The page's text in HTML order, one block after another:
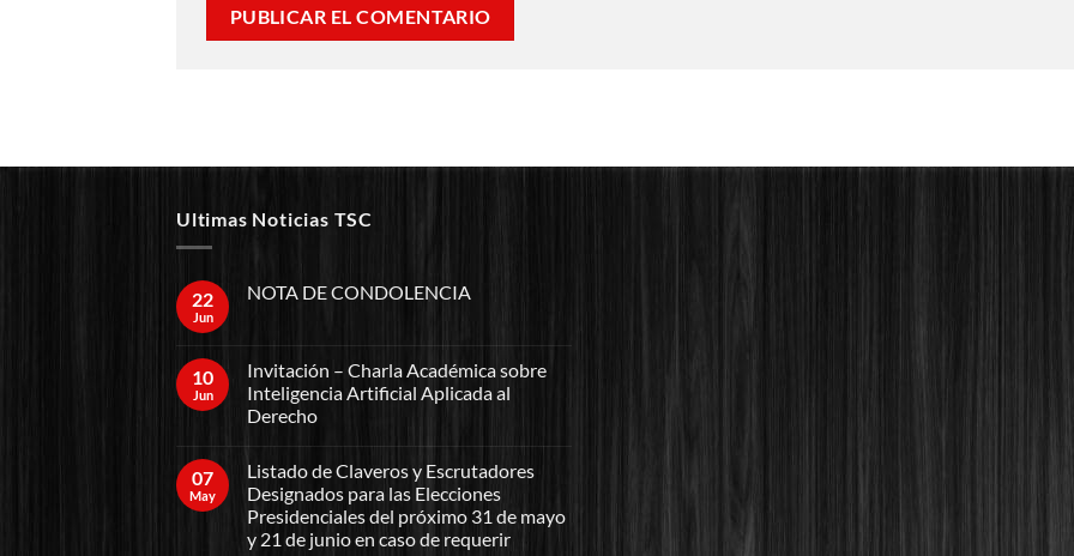
Ultimas Noticias TSC
22
Jun
NOTA DE CONDOLENCIA
10
Jun
Invitación – Charla Académica sobre
Inteligencia Artificial Aplicada al
Derecho
07
May
Listado de Claveros y Escrutadores
Designados para las Elecciones
Presidenciales del próximo 31 de mayo
y 21 de junio en caso de requerir